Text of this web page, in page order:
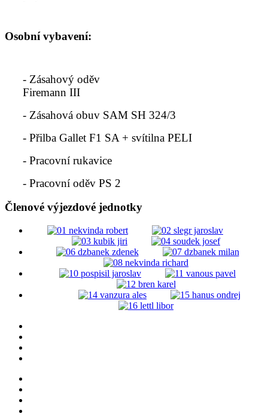
Osobní vybavení:
- Zásahový oděv
Firemann III
- Zásahová obuv SAM SH 324/3
- Přilba Gallet F1 SA + svítilna PELI
- Pracovní rukavice
- Pracovní oděv PS 2
Členové výjezdové jednotky